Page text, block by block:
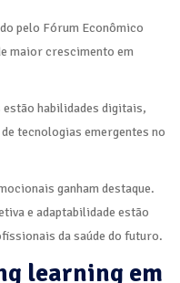
pelo Fórum Econômico
maior crescimento em
habilidades digitais,
tecnologias emergentes no
ganham destaque.
e adaptabilidade estão
da saúde do futuro.
learning em